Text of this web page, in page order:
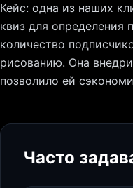
Кейс: одна из наших
квиз для определения
количество
рисованию. Она
позволило ей
Часто